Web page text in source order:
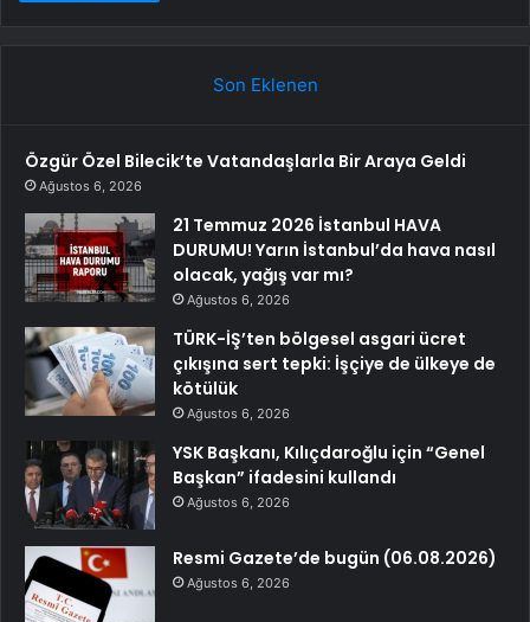
Son Eklenen
Özgür Özel Bilecik’te Vatandaşlarla Bir Araya Geldi
Ağustos 6, 2026
21 Temmuz 2026 İstanbul HAVA
DURUMU! Yarın İstanbul’da hava nasıl
olacak, yağış var mı?
Ağustos 6, 2026
TÜRK-İŞ’ten bölgesel asgari ücret
çıkışına sert tepki: İşçiye de ülkeye de
kötülük
Ağustos 6, 2026
YSK Başkanı, Kılıçdaroğlu için “Genel
Başkan” ifadesini kullandı
Ağustos 6, 2026
Resmi Gazete’de bugün (06.08.2026)
Ağustos 6, 2026